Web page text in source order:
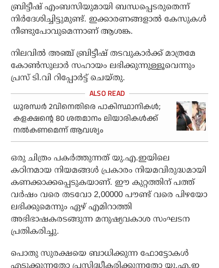
ബ്രിട്ടീഷ് എംബസിയുമായി ബന്ധപ്പെടരുതെന്ന്
നിര്‍ദേശിച്ചിട്ടുമുണ്ട്. ഇക്കാരണങ്ങളാല്‍ കേസുകള്‍
നീണ്ടുപോവുമെന്നാണ് ആശങ്ക.
നിലവില്‍ അഞ്ച് ബ്രിട്ടീഷ് തടവുകാര്‍ക്ക് മാത്രമേ
കോണ്‍സുലാര്‍ സഹായം ലഭിക്കുന്നുള്ളൂവെന്നും
പ്രസ് ടി.വി റിപ്പോര്‍ട്ട് ചെയ്തു.
ധുരന്ധര്‍ 2വിനെതിരെ പാകിസ്ഥാനികള്‍;
കളക്ഷന്റെ 80 ശതമാനം ലിയാരികള്‍ക്ക്
നല്‍കണമെന്ന് ആവശ്യം
ഒരു ചിത്രം പകര്‍ത്തുന്നത് യു.എ.ഇയിലെ
കഠിനമായ നിയമങ്ങള്‍ പ്രകാരം നിയമവിരുദ്ധമായി
കണക്കാക്കപ്പെടുകയാണ്. ഈ കുറ്റത്തിന് പത്ത്
വര്‍ഷം വരെ തടവോ 2,00000 പൗണ്ട് വരെ പിഴയോ
ലഭിക്കുമെന്നും ഏഴ് എമിറാത്തി
അഭിഭാഷകരടങ്ങുന്ന മനുഷ്യവകാശ സംഘടന
പ്രതികരിച്ചു.
പൊതു സുരക്ഷയെ ബാധിക്കുന്ന ഫോട്ടോകള്‍
എടുക്കുന്നതോ പ്രസിദ്ധീകരിക്കുന്നതോ യു.എ.ഇ